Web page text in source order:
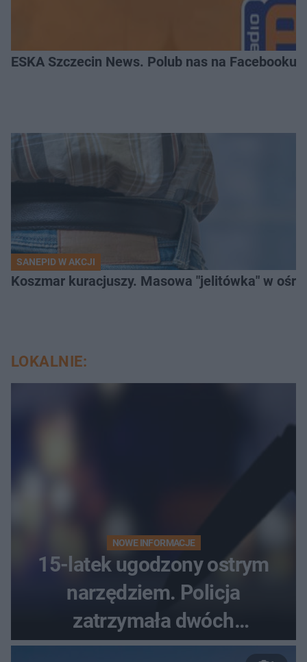
ESKA Szczecin News. Polub nas na Facebooku!
SANEPID W AKCJI
Koszmar kuracjuszy. Masowa "jelitówka" w
LOKALNIE:
NOWE INFORMACJE
15-latek ugodzony ostrym
narzędziem. Policja
zatrzymała dwóch
nastolatków